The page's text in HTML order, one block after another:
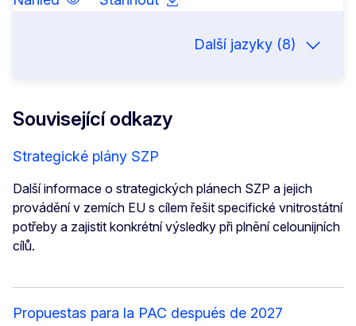
Další jazyky (8)
Související odkazy
Strategické plány SZP
Další informace o strategických plánech SZP a jejich
provádění v zemích EU s cílem řešit specifické vnitrostátní
potřeby a zajistit konkrétní výsledky při plnění celounijních
cílů.
Propuestas para la PAC después de 2027